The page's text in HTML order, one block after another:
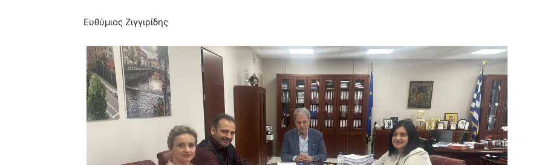
Ευθύμιος Ζιγγιρίδης